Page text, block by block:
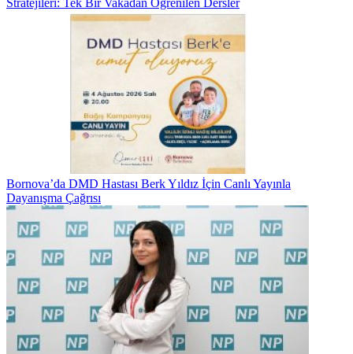
Stratejileri: Tek Bir Vakadan Öğrenilen Dersler
Bornova’da DMD Hastası Berk Yıldız İçin Canlı Yayınla
Dayanışma Çağrısı